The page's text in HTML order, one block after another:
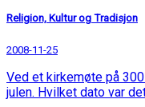
Religion, Kultur og Tradisjon
2008-11-25
Ved et kirkemøte på
julen. Hvilket dato var